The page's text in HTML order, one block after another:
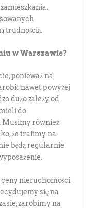
trudnością.
w Warszawie?
ponieważ na
nawet powyżej
dużo zależy od
do
Musimy również
że trafimy na
będą regularnie
nieruchomości
się na
zarobimy na